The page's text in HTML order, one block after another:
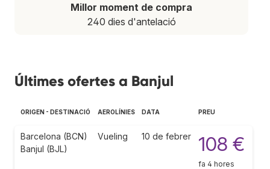
Millor moment de compra
240 dies d'antelació
Últimes ofertes a Banjul
ORIGEN - DESTINACIÓ AEROLÍNIES DATA PREU
Barcelona (BCN)
Banjul (BJL)
Vueling 10 de febrer 108 €
fa 4 hores